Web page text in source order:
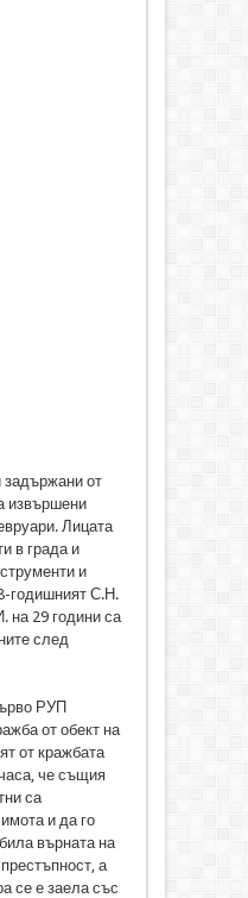
от
извършени
Лицата
в града и
и
годишният С.Н.
на 29 години са
след
РУП
от обект на
от кражбата
че същия
са
и да го
върната на
а
се е заела със